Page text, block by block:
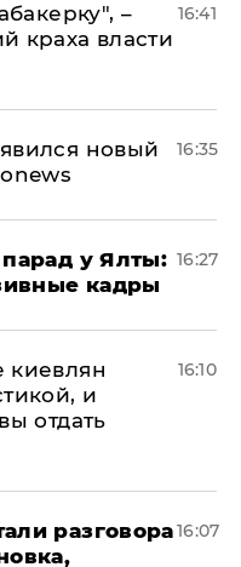
–
краха власти
16:41
новый
16:35
у Ялты:
кадры
16:27
киевлян
и
отдать
16:10
разговора16:07